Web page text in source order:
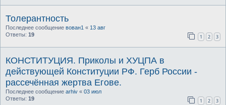
Толерантность
Последнее сообщение вован1 « 13 авг
Ответы: 19 1 2 3
КОНСТИТУЦИЯ. Приколы и ХУЦПА в
действующей Конституции РФ. Герб России -
рассечённая жертва Егове.
Последнее сообщение arhiv « 03 июл
Ответы: 19 1 2 3